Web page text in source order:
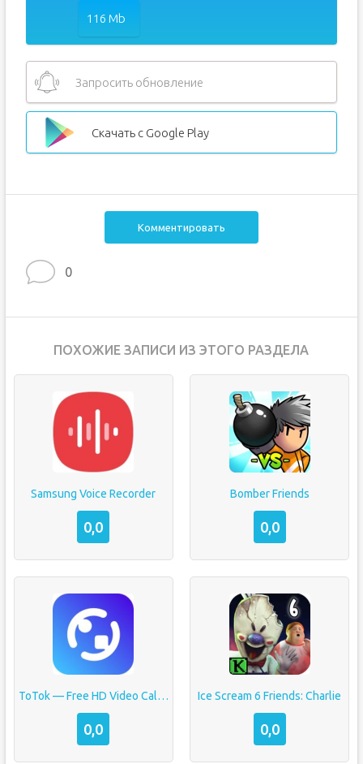
116 Mb
Запросить обновление
Скачать с Google Play
Комментировать
0
ПОХОЖИЕ ЗАПИСИ ИЗ ЭТОГО РАЗДЕЛА
Samsung Voice Recorder
0,0
Bomber Friends
0,0
ToTok — Free HD Video Calls & Voice Chats
0,0
Ice Scream 6 Friends: Charlie
0,0